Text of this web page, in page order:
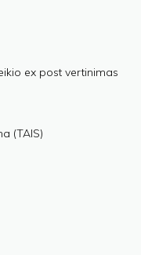
ex post vertinimas
(TAIS)